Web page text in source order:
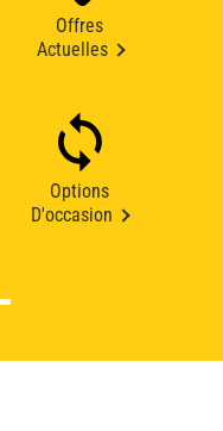
Offres
Actuelles
Options
D'occasion